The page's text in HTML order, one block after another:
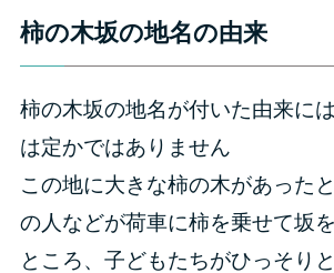
柿の木坂の地名の由来
柿の木坂の地名が付いた由来に
は定かではありません
この地に大きな柿の木があった
の人などが荷車に柿を乗せて坂
ところ、子どもたちがひっそり